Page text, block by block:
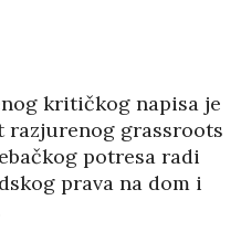
kritičkog napisa je
grassroots
potresa radi
prava na dom i